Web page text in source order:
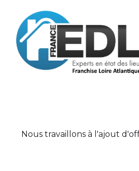
Nous travaillons à l'ajout